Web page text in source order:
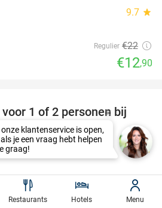
9.7 star
Regulier €22
€12,90
36%
1 of 2 personen bij
8.6star
€25
€15,90
Restaurants Hotels Menu